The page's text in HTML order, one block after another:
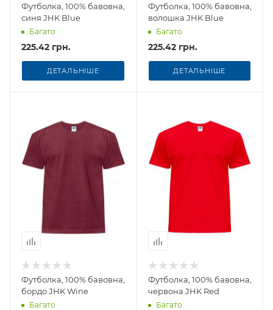
Футболка, 100% бавовна,
синя JHK Blue
Багато
225.42 грн.
ДЕТАЛЬНІШЕ
Футболка, 100% бавовна,
волошка JHK Blue
Багато
225.42 грн.
ДЕТАЛЬНІШЕ
Футболка, 100% бавовна,
бордо JHK Wine
Багато
Футболка, 100% бавовна,
червона JHK Red
Багато